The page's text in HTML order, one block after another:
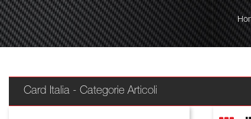
Card Italia - Categorie Articoli